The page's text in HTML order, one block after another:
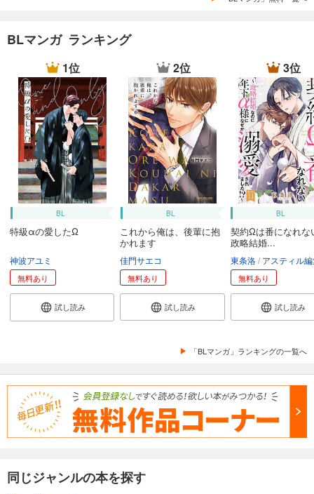
BLマンガ ランキング
1位
BL
特級αの愛したΩ
神波アユミ
無料あり
試し読み
2位
BL
これから俺は、後輩に抱
かれます
佳門サエコ
無料あり
試し読み
3位
BL
契約Ωは番になれな
政略結婚...
東条洛 アスティル
無料あり
試し読み
「BLマンガ」ランキングの一覧へ
同じジャンルの本を探す